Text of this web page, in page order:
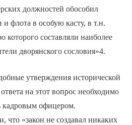
должностей обособил
флота в особую касту, в т.н.
которого составляли наиболее
дворянского сословия»4.
утверждения исторической
на этот вопрос необходимо
кадровым офицером.
что «закон не создавал никаких